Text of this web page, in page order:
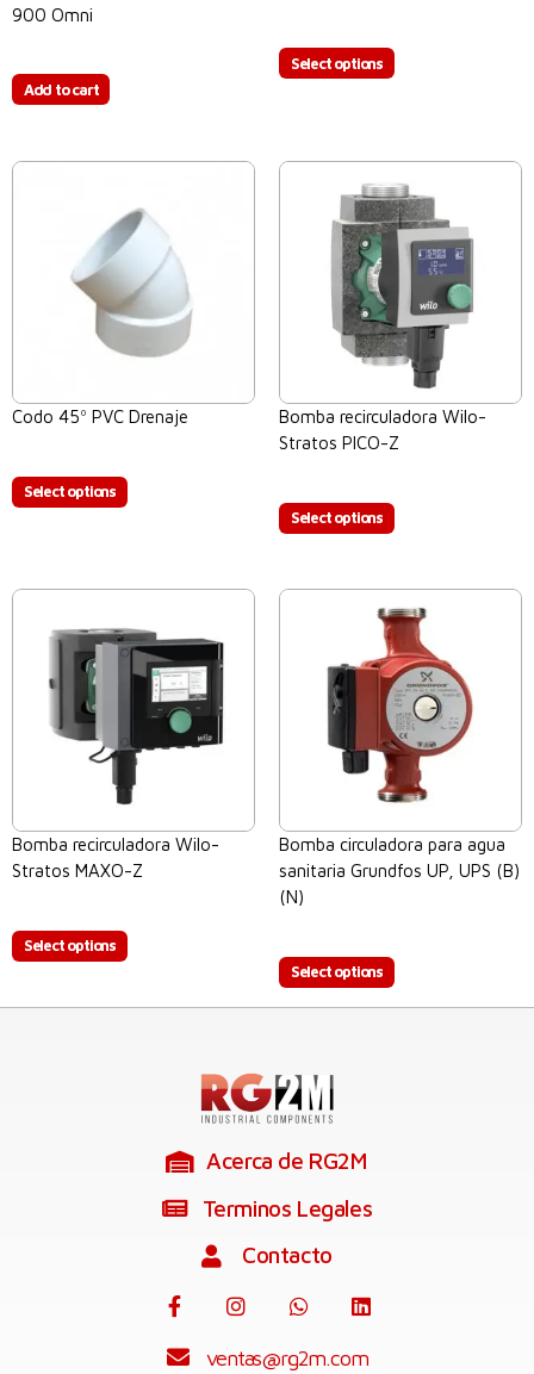
900 Omni
Add to cart
Select options
Codo 45º PVC Drenaje
Select options
Bomba recirculadora Wilo-
Stratos PICO-Z
Select options
Bomba recirculadora Wilo-
Stratos MAXO-Z
Select options
Bomba circuladora para agua
sanitaria Grundfos UP, UPS (B)
(N)
Select options
Acerca de RG2M
Terminos Legales
Contacto
ventas@rg2m.com